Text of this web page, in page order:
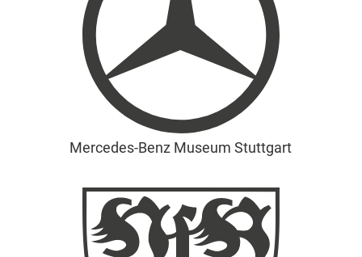
Mercedes-Benz Museum Stuttgart